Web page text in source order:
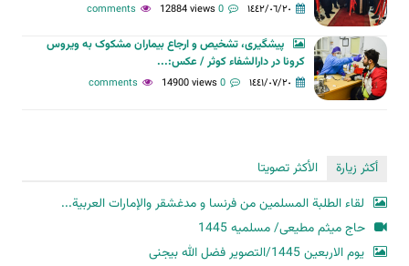
١٤٤٢/٠٦/٢٠ 0 comments
12884 views
پیشگیری، تشخیص و ارجاع بیماران مشکوک به ویروس
کرونا در دارالشفاء کوثر / عکس:...
١٤٤١/٠٧/٢٠ 0 comments
14900 views
أكثر زيارة
الأكثر تصويتا
لقاء الطلبة المسلمين من فرنسا و مدغشقر والإمارات العربية...
حاج میثم مطیعی/ مسلمیه 1445
یوم الاربعین 1445/التصویر فضل الله بیجنی